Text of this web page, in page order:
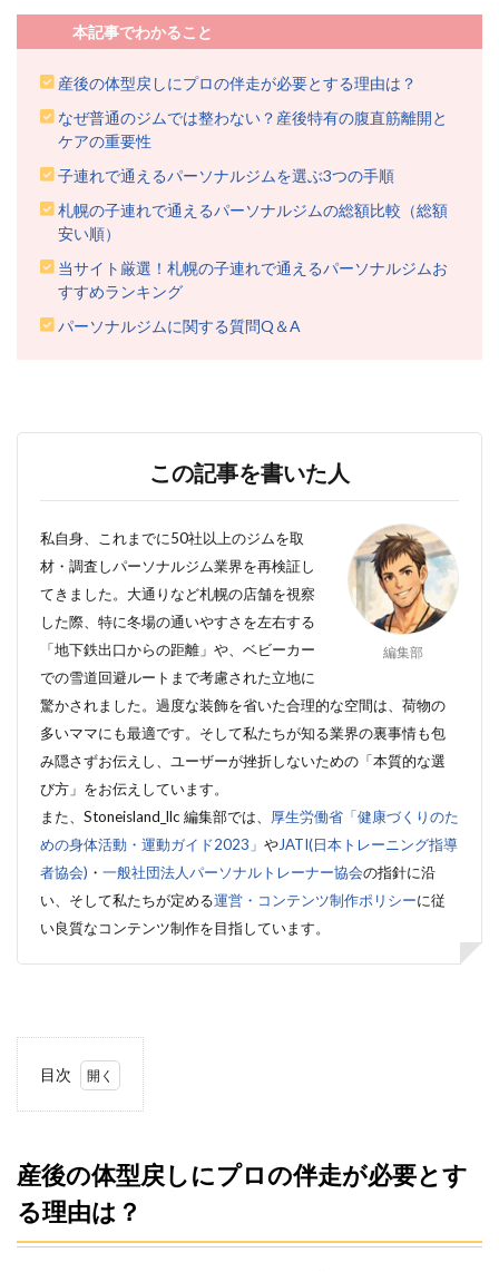
本記事でわかること
産後の体型戻しにプロの伴走が必要とする理由は？
なぜ普通のジムでは整わない？産後特有の腹直筋離開と
ケアの重要性
子連れで通えるパーソナルジムを選ぶ3つの手順
札幌の子連れで通えるパーソナルジムの総額比較（総額
安い順）
当サイト厳選！札幌の子連れで通えるパーソナルジムお
すすめランキング
パーソナルジムに関する質問Q＆A
この記事を書いた人
編集部
私自身、これまでに50社以上のジムを取
材・調査しパーソナルジム業界を再検証し
てきました。大通りなど札幌の店舗を視察
した際、特に冬場の通いやすさを左右する
「地下鉄出口からの距離」や、ベビーカー
での雪道回避ルートまで考慮された立地に
驚かされました。過度な装飾を省いた合理的な空間は、荷物の
多いママにも最適です。 そして私たちが知る業界の裏事情も包
み隠さずお伝えし、ユーザーが挫折しないための「本質的な選
び方」をお伝えしています。
また、Stoneisland_llc 編集部では、 厚生労働省「健康づくりのた
めの身体活動・運動ガイド2023」 やJATI(日本トレーニング指導
者協会) ・ 一般社団法人パーソナルトレーナー協会の指針に沿
い、そして私たちが定める運営・コンテンツ制作ポリシーに従
い良質なコンテンツ制作を目指しています。
目次
型戻
しに
プロ
の伴
走が
産後の体型戻しにプロの伴走が必要とす
る理由は？